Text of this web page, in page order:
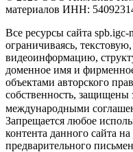
материалов ИНН:
Все ресурсы сайта
ограничиваясь,
видеоинформацию,
доменное имя и
объектами авторского
собственность, защищены
международными
Запрещается любое
контента данного сайта
предварительного